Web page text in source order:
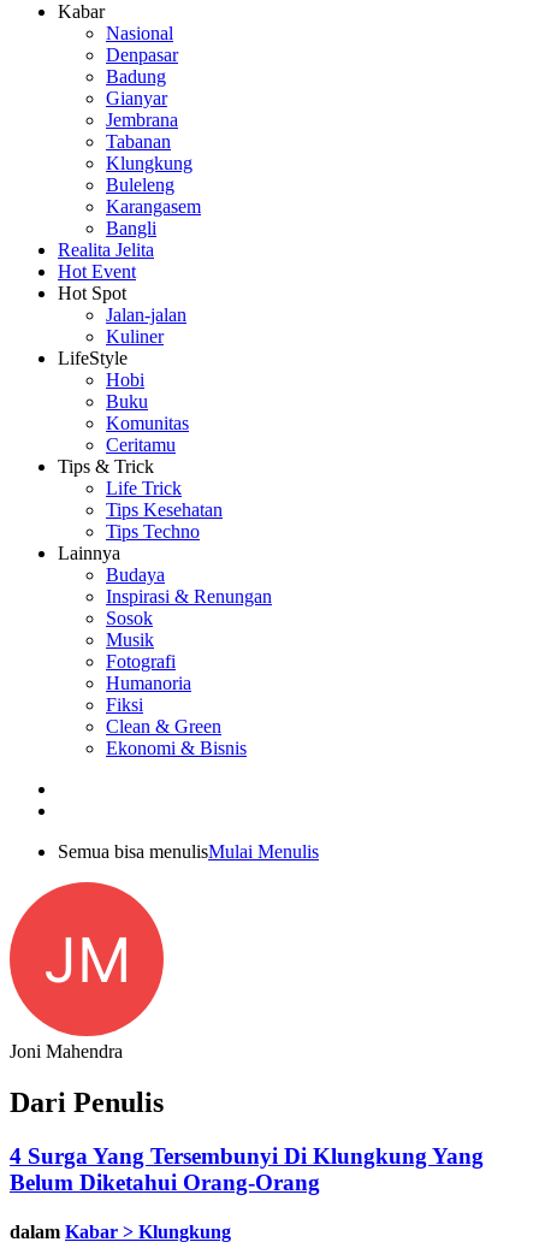
Kabar
Nasional
Denpasar
Badung
Gianyar
Jembrana
Tabanan
Klungkung
Buleleng
Karangasem
Bangli
Realita Jelita
Hot Event
Hot Spot
Jalan-jalan
Kuliner
LifeStyle
Hobi
Buku
Komunitas
Ceritamu
Tips & Trick
Life Trick
Tips Kesehatan
Tips Techno
Lainnya
Budaya
Inspirasi & Renungan
Sosok
Musik
Fotografi
Humanoria
Fiksi
Clean & Green
Ekonomi & Bisnis
Semua bisa menulisMulai Menulis
JM
Joni Mahendra
Dari Penulis
4 Surga Yang Tersembunyi Di Klungkung Yang
Belum Diketahui Orang-Orang
dalam Kabar > Klungkung